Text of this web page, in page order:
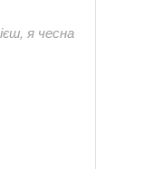
я чесна